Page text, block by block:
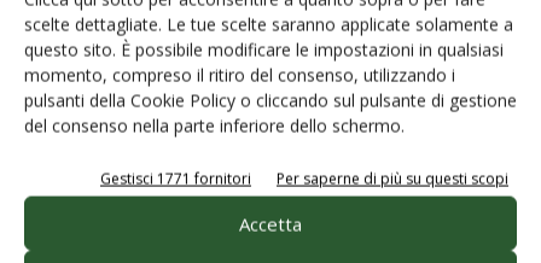
scelte dettagliate. Le tue scelte saranno applicate solamente a
questo sito. È possibile modificare le impostazioni in qualsiasi
momento, compreso il ritiro del consenso, utilizzando i
pulsanti della Cookie Policy o cliccando sul pulsante di gestione
del consenso nella parte inferiore dello schermo.
Gestisci 1771 fornitori Per saperne di più su questi scopi
Accetta
© Tecniche Nuove Spa. Tutti i diritti riservati. Sede legale Via Eritrea 21 -
20157 Milano | Codice fiscale, Partita IVA e Iscrizione al Registro delle
imprese di Milano: 00753480151
Servizi pergli abbonati
Edagricole